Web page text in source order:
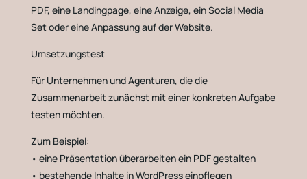
PDF, eine Landingpage, eine Anzeige, ein Social Media
Set oder eine Anpassung auf der Website.
Umsetzungstest
Für Unternehmen und Agenturen, die die
Zusammenarbeit zunächst mit einer konkreten Aufgabe
testen möchten.
Zum Beispiel:
• eine Präsentation überarbeiten ein PDF gestalten
• bestehende Inhalte in WordPress einpflegen